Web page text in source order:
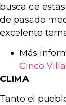
busca de
de pasado
excelente
Más
Cinco
CLIMA
Tanto el